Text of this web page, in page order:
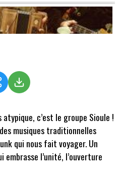
c’est le groupe Sioule !
musiques traditionnelles
qui nous fait voyager. Un
l’unité, l’ouverture